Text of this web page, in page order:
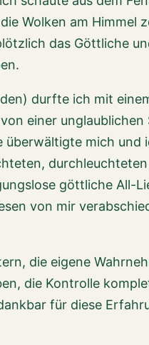
Wolken am Himmel
das Göttliche
durfte ich mit
einer unglaublichen
überwältigte mich und
göttliche All-
von mir
die eigene
die Kontrolle
für diese